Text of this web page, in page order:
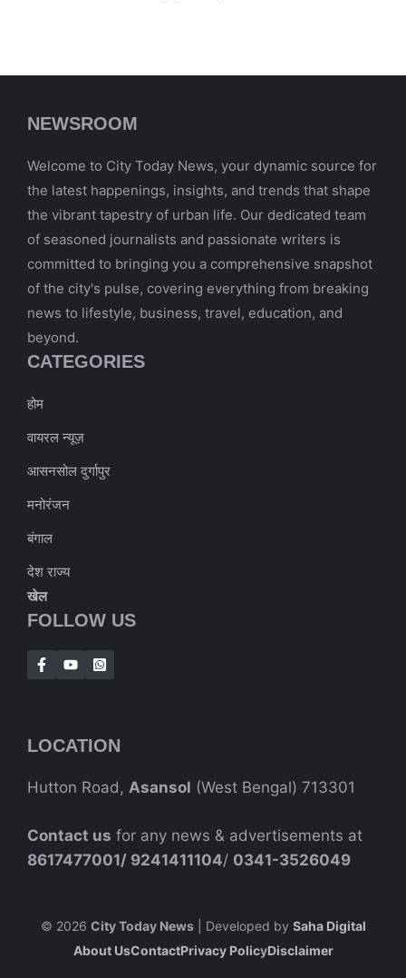
NEWSROOM
Welcome to City Today News, your dynamic source for
the latest happenings, insights, and trends that shape
the vibrant tapestry of urban life. Our dedicated team
of seasoned journalists and passionate writers is
committed to bringing you a comprehensive snapshot
of the city's pulse, covering everything from breaking
news to lifestyle, business, travel, education, and
beyond.
CATEGORIES
होम
वायरल न्यूज़
आसनसोल दुर्गापुर
मनोरंजन
बंगाल
देश राज्य
खेल
FOLLOW US
LOCATION
Hutton Road, Asansol (West Bengal) 713301
Contact us for any news & advertisements at
8617477001/ 9241411104/ 0341-3526049
© 2026 City Today News| Developed by Saha Digital
About UsContactPrivacy PolicYDisclaimer